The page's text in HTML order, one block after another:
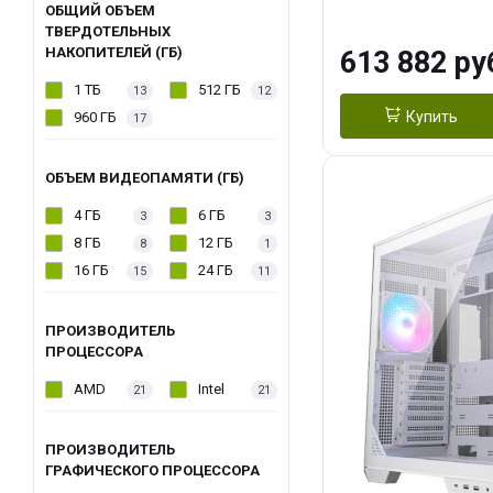
ОБЩИЙ ОБЪЕМ
ТВЕРДОТЕЛЬНЫХ
НАКОПИТЕЛЕЙ (ГБ)
1 ТБ 13 512 ГБ 12
960 ГБ 17
ОБЪЕМ ВИДЕОПАМЯТИ (ГБ)
4 ГБ 3 6 ГБ 3
8 ГБ 8 12 ГБ 1
16 ГБ 15 24 ГБ 11
ПРОИЗВОДИТЕЛЬ
ПРОЦЕССОРА
AMD 21 Intel 21
ПРОИЗВОДИТЕЛЬ
ГРАФИЧЕСКОГО ПРОЦЕССОРА
Turbo/ 960 ГБ
613 882
Купить